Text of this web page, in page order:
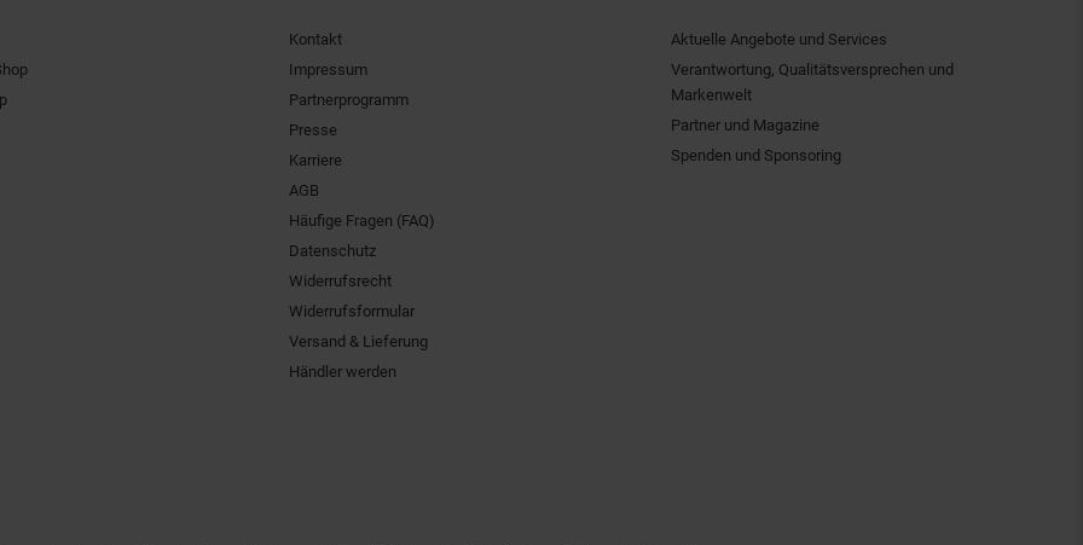
Kontakt
Impressum
Partnerprogramm
Presse
Karriere
AGB
Häufige Fragen (FAQ)
Datenschutz
Widerrufsrecht
Widerrufsformular
Versand & Lieferung
Händler werden
Aktuelle Angebote und Services
Verantwortung, Qualitätsversprechen und
Markenwelt
Partner und Magazine
Spenden und Sponsoring